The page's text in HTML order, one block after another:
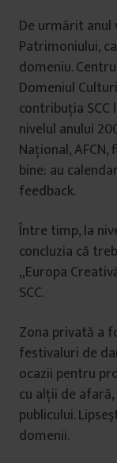
De urmărit
Patrimoniului,
domeniu.
Domeniul
contribuția SCC
nivelul anului
Național,
bine: au
feedback.
Între timp, la
concluzia că
„Europa
SCC.
Zona privată a
festivaluri de
ocazii pentru
cu alții de
publicului.
domenii.